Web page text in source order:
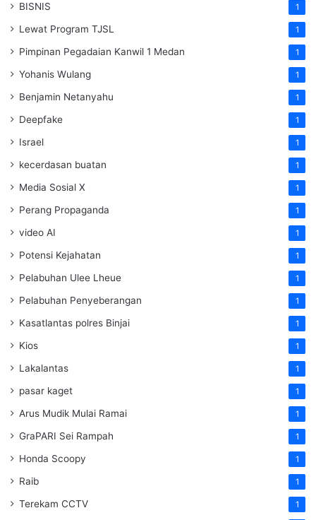
BISNIS 1
Lewat Program TJSL 1
Pimpinan Pegadaian Kanwil 1 Medan 1
Yohanis Wulang 1
Benjamin Netanyahu 1
Deepfake 1
Israel 1
kecerdasan buatan 1
Media Sosial X 1
Perang Propaganda 1
video AI 1
Potensi Kejahatan 1
Pelabuhan Ulee Lheue 1
Pelabuhan Penyeberangan 1
Kasatlantas polres Binjai 1
Kios 1
Lakalantas 1
pasar kaget 1
Arus Mudik Mulai Ramai 1
GraPARI Sei Rampah 1
Honda Scoopy 1
Raib 1
Terekam CCTV 1